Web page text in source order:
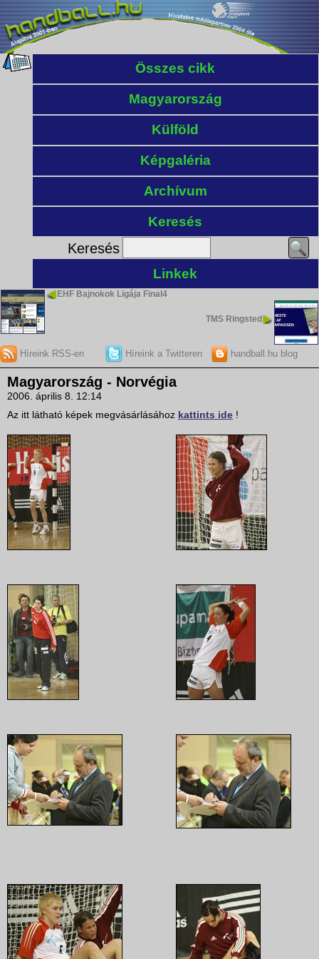
Összes cikk
Magyarország
Külföld
Képgaléria
Archívum
Keresés
Keresés
Linkek
EHF Bajnokok Ligája Final4
TMS Ringsted
Híreink RSS-en Híreink a Twitteren handball.hu blog
Magyarország - Norvégia
2006. április 8. 12:14
Az itt látható képek megvásárlásához kattints ide !